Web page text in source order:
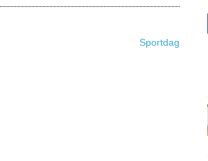
Sportdag